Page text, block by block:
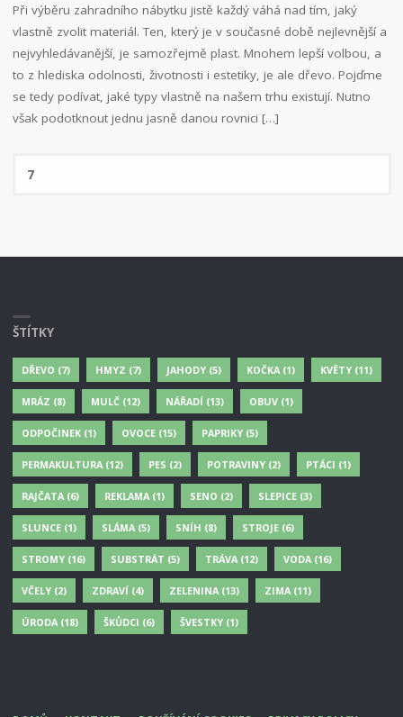
Při výběru zahradního nábytku jistě každý váhá nad tím, jaký
vlastně zvolit materiál. Ten, který je v současné době nejlevnější a
nejvyhledávanější, je samozřejmě plast. Mnohem lepší volbou, a
to z hlediska odolnosti, životnosti i estetiky, je ale dřevo. Pojďme
se tedy podívat, jaké typy vlastně na našem trhu existují. Nutno
však podotknout jednu jasně danou rovnici […]
ŠTÍTKY
DŘEVO (7) HMYZ (7) JAHODY(5) KOČKA(1) KVĚTY(11)
MRÁZ (8) MULČ (12) NÁŘADÍ(13) OBUV(1)
ODPOČINEK(1) OVOCE(15) PAPRIKY(5)
PERMAKULTURA(12) PES (2) POTRAVINY(2) PTÁCI (1)
RAJČATA(6) REKLAMA(1) SENO (2) SLEPICE(3)
SLUNCE(1) SLÁMA(5) SNÍH (8) STROJE(6)
STROMY(16) SUBSTRÁT (5) TRÁVA(12) VODA(16)
VČELY(2) ZDRAVÍ(4) ZELENINA(13) ZIMA(11)
ÚRODA(18) ŠKŮDCI (6) ŠVESTKY(1)